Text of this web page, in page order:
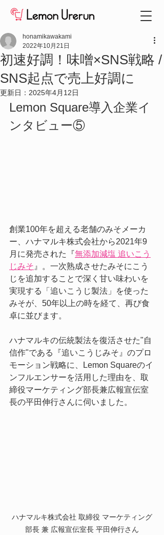
初速好調！味噌×SNS戦略 /
SNS起点で売上好調に
honamikawakami
2022年10月21日
更新日： 2025年4月12日
Lemon Square導入企業イ
ンタビュー⑤
創業100年を超える老舗のみそメーカ
ー、ハナマルキ株式会社から2021年9
月に発売された『無添加減塩 追いこう
じみそ 』。一次熟成させたみそにこう
じを追加することで深く甘い味わいを
実現する「追いこうじ製法」を使った
みそが、50年以上の時を経て、再び食
卓に並びます。
ハナマルキの伝統製法を復活させた"自
信作"である『追いこうじみそ』のプロ
モーション戦略に、Lemon Squareのイ
ンフルエンサーを活用した理由を、取
締役マーケティング部長兼広報宣伝室
長の平田伸行さんに伺いました。
ハナマルキ株式会社 取締役 マーケティング
部長 兼 広報宣伝室長 平田伸行さん